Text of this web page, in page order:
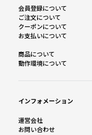
会員登録について
ご注文について
クーポンについて
お支払いについて
商品について
動作環境について
インフォメーション
運営会社
お問い合わせ